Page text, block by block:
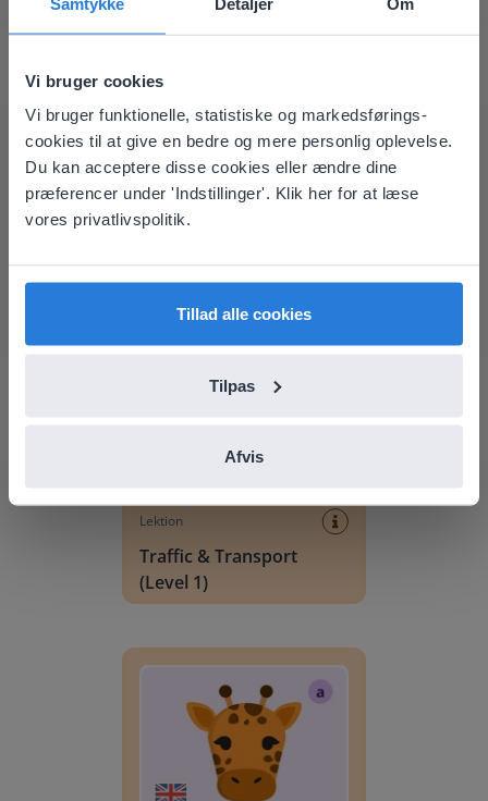
Vi bruger cookies
Vi bruger funktionelle, statistiske og markedsførings-
cookies til at give en bedre og mere personlig oplevelse.
Du kan acceptere disse cookies eller ændre dine
præferencer under 'Indstillinger'. Klik her for at læse
vores privatlivspolitik.
Tillad alle cookies
Tilpas
Afvis
Lektion
Traffic & Transport
(Level 2)
Traffic & Transport (Level 1)
Lektion
Traffic & Transport
(Level 1)
This website doesn't match
your location
Based on your location, we think you might
prefer to visit our English website. There you'll
English
Dansk